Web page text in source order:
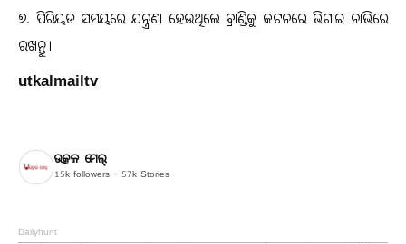
୭. ପିରିୟଡ ସମୟରେ ଯନ୍ତ୍ରଣା ହେଉଥିଲେ ବ୍ରାଣ୍ଡିକୁ କଟନରେ ଭିଗାଇ ନାଭିରେ
ରଖନ୍ତୁ।
utkalmailtv
ଉତ୍କଳ ମେଲ୍
15k followers 57k Stories
Dailyhunt